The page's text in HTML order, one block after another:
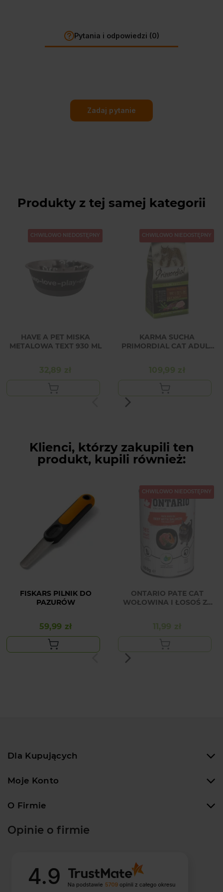
Pytania i odpowiedzi (0)
Zadaj pytanie
Produkty z tej samej kategorii
CHWILOWO NIEDOSTĘPNY
HAVE A PET MISKA
METALOWA TEXT 930 ML
Cena
32,89 zł
CHWILOWO NIEDOSTĘPNY
KARMA SUCHA
PRIMORDIAL CAT ADULT
Cena
109,99 zł
Klienci, którzy zakupili ten
produkt, kupili również:
FISKARS PILNIK DO
PAZURÓW
Cena
59,99 zł
CHWILOWO NIEDOSTĘPNY
ONTARIO PATE CAT
WOŁOWINA I ŁOSOŚ ZE
Cena
11,99 zł
Dla Kupujących
Moje Konto
O Firmie
Opinie o firmie